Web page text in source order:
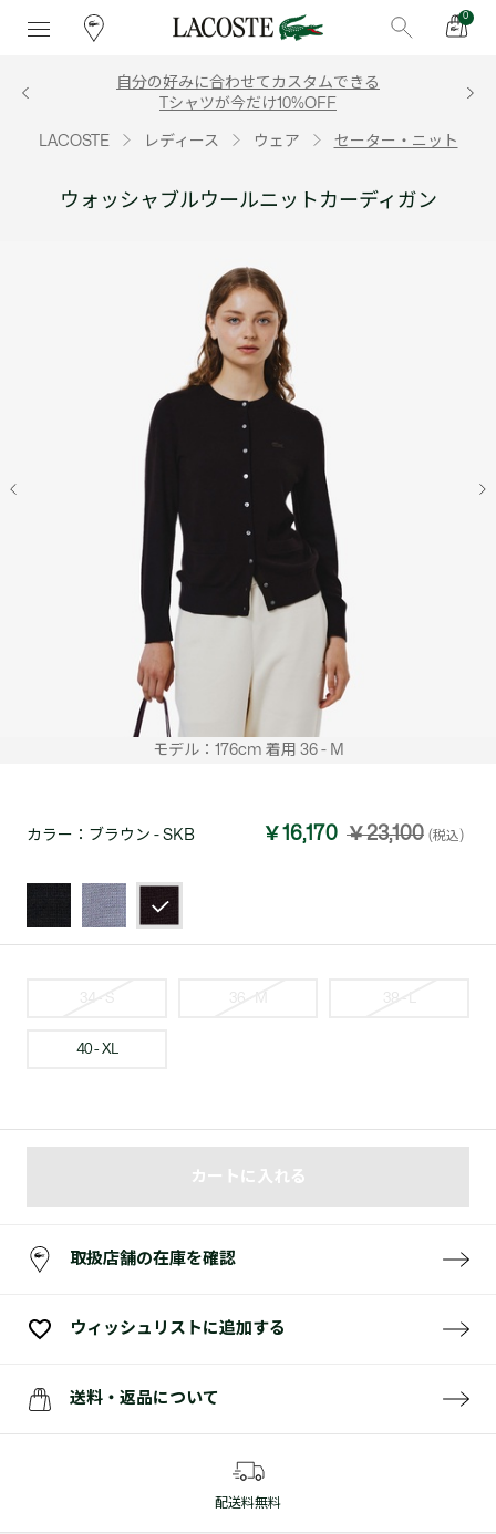
0
自分の好みに合わせてカスタムできる
Tシャツが今だけ10%OFF
LACOSTE レディース ウェア セーター・ニット
ウォッシャブルウールニットカーディガン
モデル：176cm 着用 36 - M
カラー： ブラウン - SKB ￥16,170 ￥23,100 (税込)
34 - S 36 - M 38 - L
40 - XL
カートに入れる
取扱店舗の在庫を確認
ウィッシュリストに追加する
送料・返品について
配送料無料